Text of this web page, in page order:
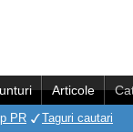
Articole
PR Taguri cautari